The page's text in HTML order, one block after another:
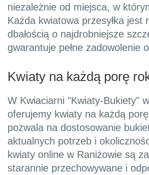
niezależnie od miejsca, w
Każda kwiatowa przesyłka jest
dbałością o najdrobniejsze
gwarantuje pełne zadowolenie
Kwiaty na każdą porę
W Kwiaciarni "Kwiaty-Bukiety"
oferujemy kwiaty na każdą
pozwala na dostosowanie
aktualnych potrzeb i
kwiaty online w Raniżowie są
starannie przechowywane i